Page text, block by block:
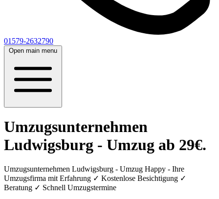
01579-2632790
Open main menu
Umzugsunternehmen
Ludwigsburg - Umzug ab 29€.
Umzugsunternehmen Ludwigsburg - Umzug Happy - Ihre
Umzugsfirma mit Erfahrung ✓ Kostenlose Besichtigung ✓
Beratung ✓ Schnell Umzugstermine